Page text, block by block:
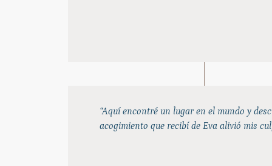
“Aquí encontré un lugar en el mundo y
acogimiento que recibí de Eva alivió mis